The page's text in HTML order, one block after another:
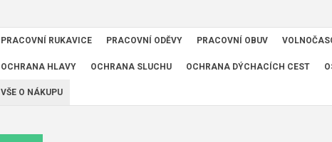
PRACOVNÍ RUKAVICE PRACOVNÍ ODĚVY PRACOVNÍ OBUV
OCHRANA HLAVY OCHRANA SLUCHU OCHRANA DÝCHACÍCH CEST
VŠE O NÁKUPU